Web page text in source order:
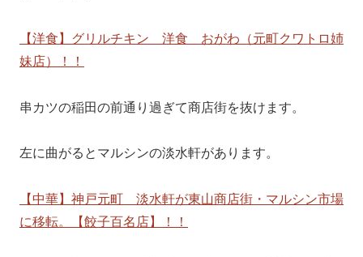
【洋食】グリルチキン 洋食 おがわ（元町クワトロ姉
妹店）！！
串カツの稲田の前通り過ぎて商店街を抜けます。
左に曲がるとマルシンの淡水軒があります。
【中華】神戸元町 淡水軒が東山商店街・マルシン市場
に移転。【餃子百名店】！！